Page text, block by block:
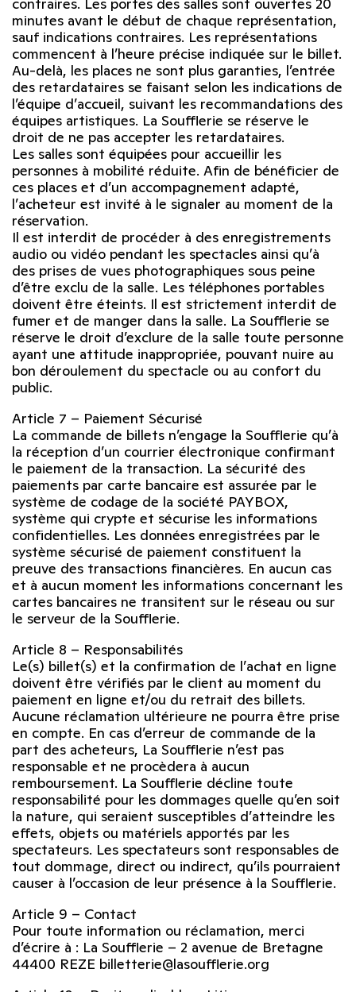
minutes avant le début de chaque représentation,
sauf indications contraires. Les représentations
commencent à l’heure précise indiquée sur le billet.
Au-delà, les places ne sont plus garanties, l’entrée
des retardataires se faisant selon les indications de
l’équipe d’accueil, suivant les recommandations des
équipes artistiques. La Soufflerie se réserve le
droit de ne pas accepter les retardataires.
Les salles sont équipées pour accueillir les
personnes à mobilité réduite. Afin de bénéficier de
ces places et d’un accompagnement adapté,
l’acheteur est invité à le signaler au moment de la
réservation.
Il est interdit de procéder à des enregistrements
audio ou vidéo pendant les spectacles ainsi qu’à
des prises de vues photographiques sous peine
d’être exclu de la salle. Les téléphones portables
doivent être éteints. Il est strictement interdit de
fumer et de manger dans la salle. La Soufflerie se
réserve le droit d’exclure de la salle toute personne
ayant une attitude inappropriée, pouvant nuire au
bon déroulement du spectacle ou au confort du
public.
Article 7 – Paiement Sécurisé
La commande de billets n’engage la Soufflerie qu’à
la réception d’un courrier électronique confirmant
le paiement de la transaction. La sécurité des
paiements par carte bancaire est assurée par le
système de codage de la société PAYBOX,
système qui crypte et sécurise les informations
confidentielles. Les données enregistrées par le
système sécurisé de paiement constituent la
preuve des transactions financières. En aucun cas
et à aucun moment les informations concernant les
cartes bancaires ne transitent sur le réseau ou sur
le serveur de la Soufflerie.
Article 8 – Responsabilités
Le(s) billet(s) et la confirmation de l’achat en ligne
doivent être vérifiés par le client au moment du
paiement en ligne et/ou du retrait des billets.
Aucune réclamation ultérieure ne pourra être prise
en compte. En cas d’erreur de commande de la
part des acheteurs, La Soufflerie n’est pas
responsable et ne procèdera à aucun
remboursement. La Soufflerie décline toute
responsabilité pour les dommages quelle qu’en soit
la nature, qui seraient susceptibles d’atteindre les
effets, objets ou matériels apportés par les
spectateurs. Les spectateurs sont responsables de
tout dommage, direct ou indirect, qu’ils pourraient
causer à l’occasion de leur présence à la Soufflerie.
Article 9 – Contact
Pour toute information ou réclamation, merci
d’écrire à : La Soufflerie – 2 avenue de Bretagne
44400 REZE billetterie@lasoufflerie.org